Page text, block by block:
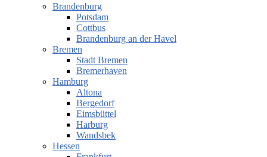
Brandenburg
Potsdam
Cottbus
Brandenburg an der Havel
Bremen
Stadt Bremen
Bremerhaven
Hamburg
Altona
Bergedorf
Eimsbüttel
Harburg
Wandsbek
Hessen